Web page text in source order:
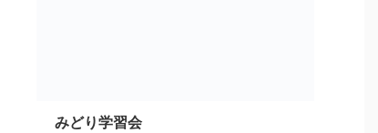
みどり学習会